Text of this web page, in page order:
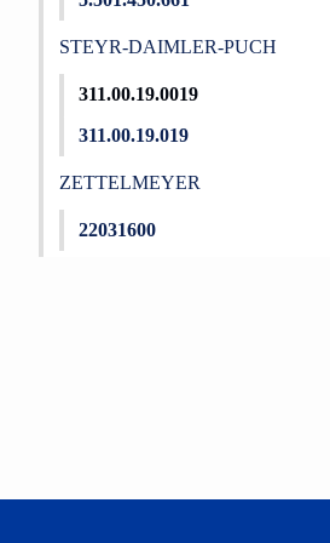
STEYR-DAIMLER-PUCH
311.00.19.0019
311.00.19.019
ZETTELMEYER
22031600
Ürün bilgilerinde hatalar bulunuyor.